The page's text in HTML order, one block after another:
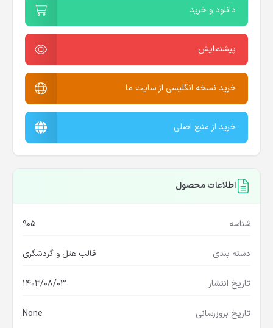
دانلود و خرید
پیشنمایش
خرید نسخه انگلیسی از سایت ما
خرید از منبع اصلی
اطلاعات محصول
شناسه 905
دسته بندی قالب هتل و گردشگری
تاریخ انتشار 1403/08/03
تاریخ بروزرسانی None